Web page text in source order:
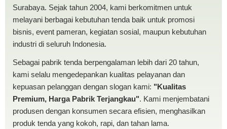
Surabaya. Sejak tahun 2004, kami berkomitmen untuk
melayani berbagai kebutuhan tenda baik untuk promosi
bisnis, event pameran, kegiatan sosial, maupun kebutuhan
industri di seluruh Indonesia.
Sebagai pabrik tenda berpengalaman lebih dari 20 tahun,
kami selalu mengedepankan kualitas pelayanan dan
kepuasan pelanggan dengan slogan kami: "Kualitas
Premium, Harga Pabrik Terjangkau". Kami menjembatani
produsen dengan konsumen secara efisien, menghasilkan
produk tenda yang kokoh, rapi, dan tahan lama.